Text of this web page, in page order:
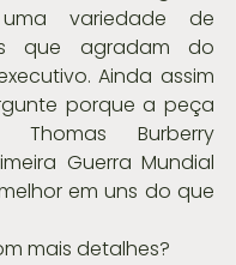
variedade de
que agradam do
Ainda assim
porque a peça
Burberry
Guerra Mundial
em uns do que
mais detalhes?